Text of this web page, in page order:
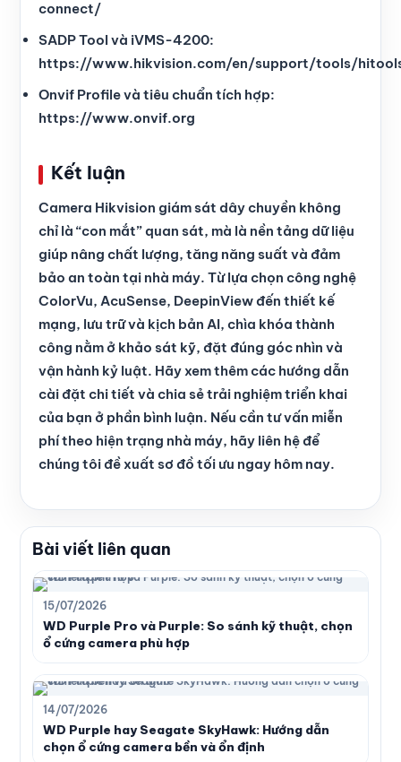
connect/
SADP Tool và iVMS-4200:
https://www.hikvision.com/en/support/tools/
Onvif Profile và tiêu chuẩn tích hợp:
https://www.onvif.org
Kết luận
Camera Hikvision giám sát dây chuyền không
chỉ là “con mắt” quan sát, mà là nền tảng dữ liệu
giúp nâng chất lượng, tăng năng suất và đảm
bảo an toàn tại nhà máy. Từ lựa chọn công nghệ
ColorVu, AcuSense, DeepinView đến thiết kế
mạng, lưu trữ và kịch bản AI, chìa khóa thành
công nằm ở khảo sát kỹ, đặt đúng góc nhìn và
vận hành kỷ luật. Hãy xem thêm các hướng dẫn
cài đặt chi tiết và chia sẻ trải nghiệm triển khai
của bạn ở phần bình luận. Nếu cần tư vấn miễn
phí theo hiện trạng nhà máy, hãy liên hệ để
chúng tôi đề xuất sơ đồ tối ưu ngay hôm nay.
Bài viết liên quan
15/07/2026
WD Purple Pro và Purple: So sánh kỹ thuật, chọn
ổ cứng camera phù hợp
14/07/2026
WD Purple hay Seagate SkyHawk: Hướng dẫn
chọn ổ cứng camera bền và ổn định